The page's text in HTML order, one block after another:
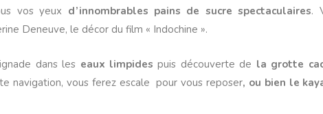
vos yeux d’innombrables pains de sucre spectaculaires.
Deneuve, le décor du film « Indochine ».
dans les eaux limpides puis découverte de la grotte
navigation, vous ferez escale pour vous reposer, ou bien le